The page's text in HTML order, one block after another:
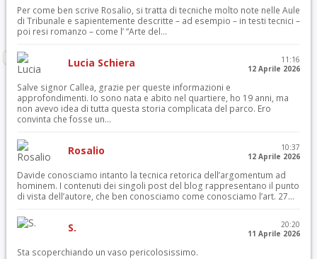
Per come ben scrive Rosalio, si tratta di tecniche molto note nelle Aule
di Tribunale e sapientemente descritte – ad esempio – in testi tecnici –
poi resi romanzo – come l’ “Arte del...
Lucia Schiera
11:16
12 Aprile 2026
Salve signor Callea, grazie per queste informazioni e
approfondimenti. Io sono nata e abito nel quartiere, ho 19 anni, ma
non avevo idea di tutta questa storia complicata del parco. Ero
convinta che fosse un...
Rosalio
10:37
12 Aprile 2026
Davide conosciamo intanto la tecnica retorica dell’argomentum ad
hominem. I contenuti dei singoli post del blog rappresentano il punto
di vista dell’autore, che ben conosciamo come conosciamo l’art. 27...
S.
20:20
11 Aprile 2026
Sta scoperchiando un vaso pericolosissimo.